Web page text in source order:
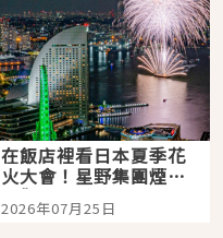
在飯店裡看日本夏季花
火大會！星野集團煙火
景觀飯店6選，讓你不用
人擠人悠閒欣賞
2026年07月25日